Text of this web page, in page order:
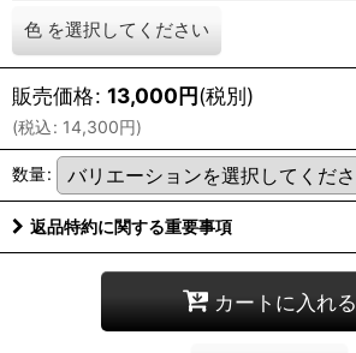
色 を選択してください
販売価格: 13,000円(税別)
(税込: 14,300円)
数量:
返品特約に関する重要事項
カートに入れる